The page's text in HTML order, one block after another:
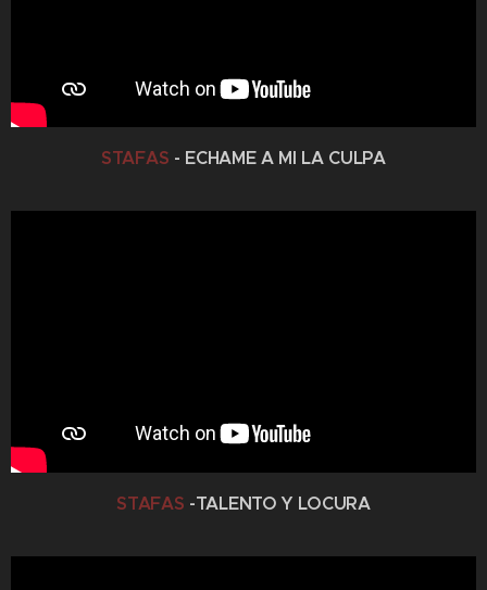
STAFAS - ECHAME A MI LA CULPA
STAFAS -TALENTO Y LOCURA